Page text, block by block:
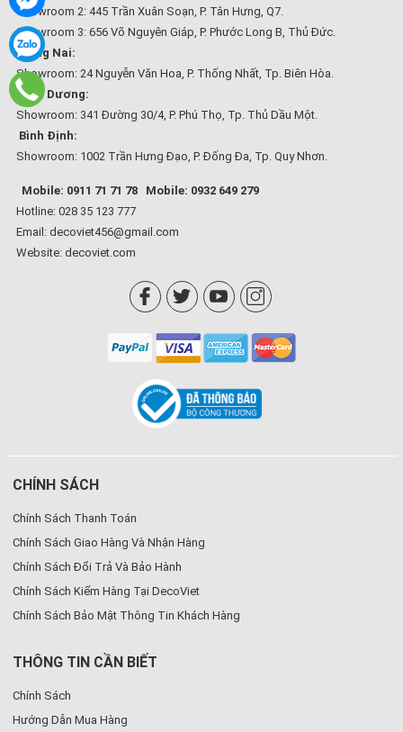
Showroom 2: 445 Trần Xuân Soạn, P. Tân Hưng, Q7.
Showroom 3: 656 Võ Nguyên Giáp, P. Phước Long B, Thủ Đức.
Đồng Nai:
Showroom: 24 Nguyễn Văn Hoa, P. Thống Nhất, Tp. Biên Hòa.
Bình Dương:
Showroom: 341 Đường 30/4, P. Phú Thọ, Tp. Thủ Dầu Một.
Bình Định:
Showroom: 1002 Trần Hưng Đạo, P. Đống Đa, Tp. Quy Nhơn.
Mobile: 0911 71 71 78
Mobile: 0932 649 279
Hotline: 028 35 123 777
Email: decoviet456@gmail.com
Website: decoviet.com
CHÍNH SÁCH
Chính Sách Thanh Toán
Chính Sách Giao Hàng Và Nhận Hàng
Chính Sách Đổi Trả Và Bảo Hành
Chính Sách Kiểm Hàng Tại DecoViet
Chính Sách Bảo Mật Thông Tin Khách Hàng
THÔNG TIN CẦN BIẾT
Chính Sách
Hướng Dẫn Mua Hàng